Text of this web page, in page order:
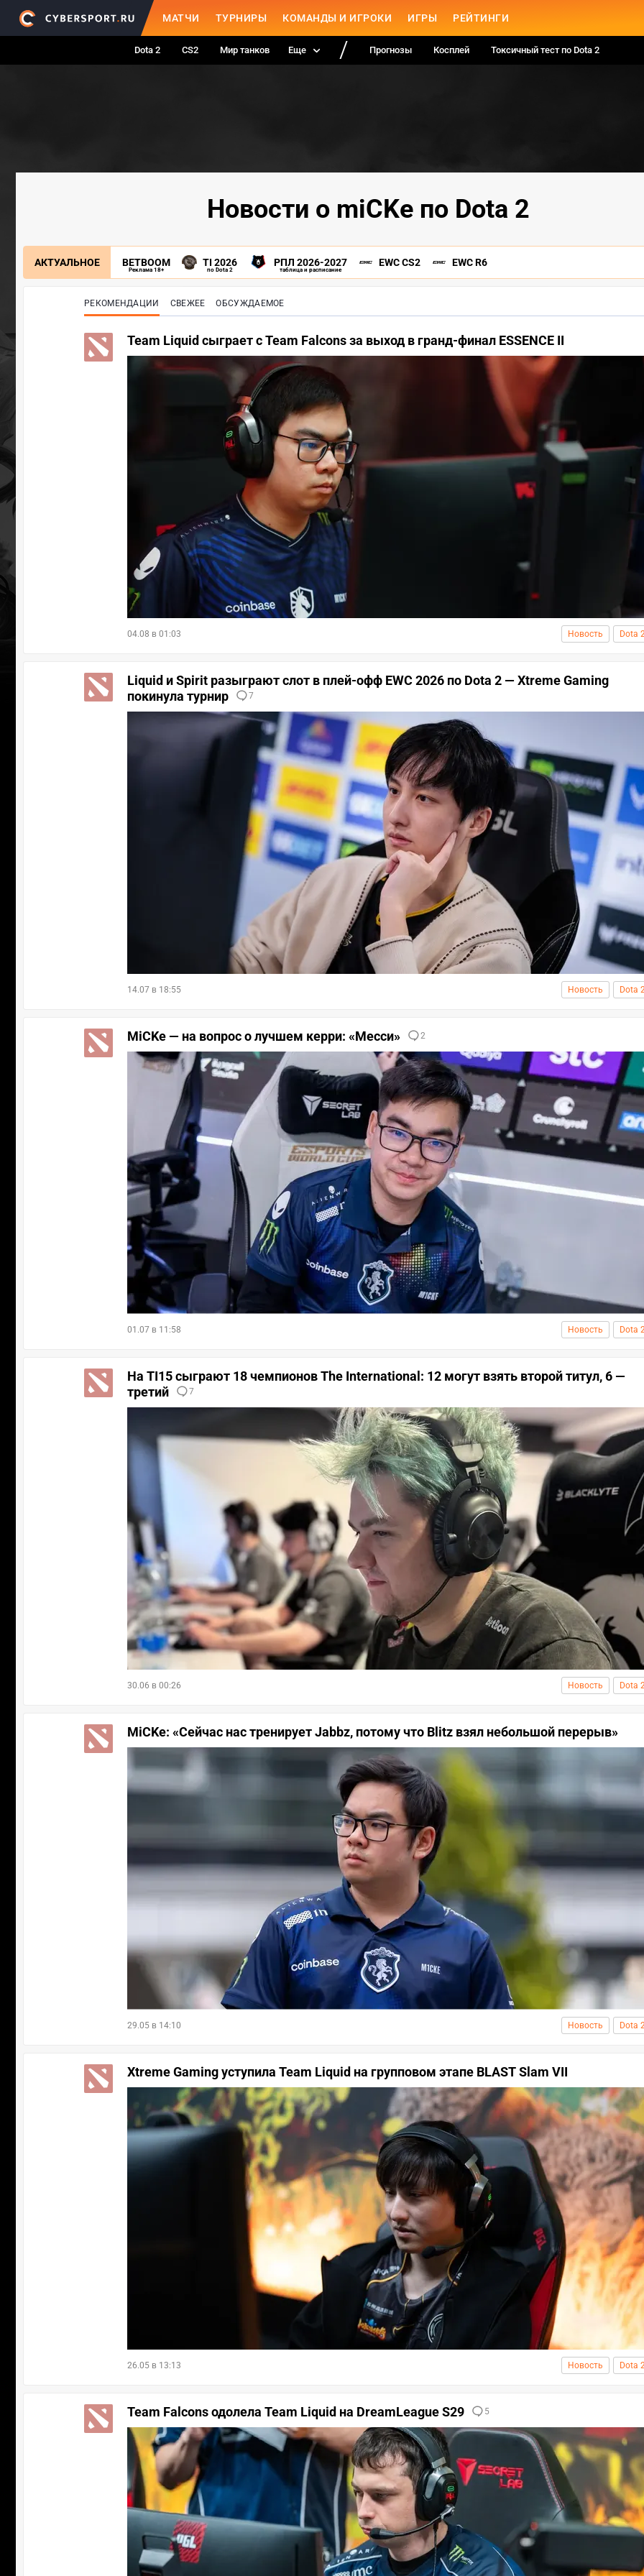
МАТЧИ ТУРНИРЫ КОМАНДЫ И ИГРОКИ ИГРЫ РЕЙТИНГИ
Dota 2 CS2 Мир танков Еще Прогнозы Косплей Токсичный тест по Dota 2
Новости о miCKe по Dota 2
АКТУАЛЬНОЕ BETBOOM
Реклама 18+
TI 2026
по Dota 2
РПЛ 2026-2027
таблица и расписание
EWC CS2 EWC R6
РЕКОМЕНДАЦИИ СВЕЖЕЕ ОБСУЖДАЕМОЕ
Team Liquid сыграет с Team Falcons за выход в гранд-финал ESSENCE II
04.08 в 01:03 Новость Dota
Liquid и Spirit разыграют слот в плей-офф EWC 2026 по Dota 2 — Xtreme Gaming
покинула турнир
7
14.07 в 18:55 Новость Dota
MiCKe — на вопрос о лучшем керри: «Месси» 2
01.07 в 11:58 Новость Dota
На TI15 сыграют 18 чемпионов The International: 12 могут взять второй титул, 6 —
третий
7
30.06 в 00:26 Новость Dota
MiCKe: «Сейчас нас тренирует Jabbz, потому что Blitz взял небольшой перерыв»
29.05 в 14:10 Новость Dota
Xtreme Gaming уступила Team Liquid на групповом этапе BLAST Slam VII
26.05 в 13:13 Новость Dota
Team Falcons одолела Team Liquid на DreamLeague S29 5